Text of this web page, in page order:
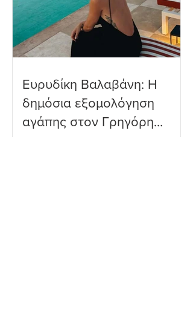
Ευρυδίκη Βαλαβάνη: Η
δημόσια εξομολόγηση
αγάπης στον Γρηγόρη